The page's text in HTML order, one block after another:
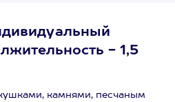
- 1,5
камнями, песчаным